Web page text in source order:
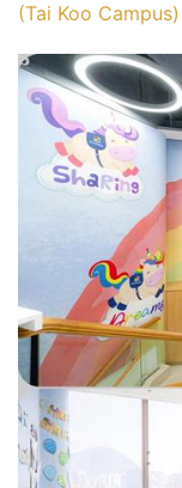
(Tai Koo Campus)